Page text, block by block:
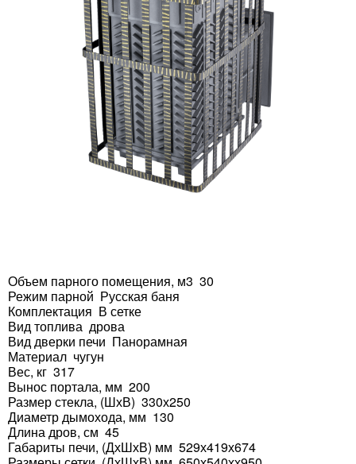
Объем парного помещения, м3 30
Режим парной Русская баня
Комплектация В сетке
Вид топлива дрова
Вид дверки печи Панорамная
Материал чугун
Вес, кг 317
Вынос портала, мм 200
Размер стекла, (ШхВ) 330х250
Диаметр дымохода, мм 130
Длина дров, см 45
Габариты печи, (ДхШхВ) мм 529х419х674